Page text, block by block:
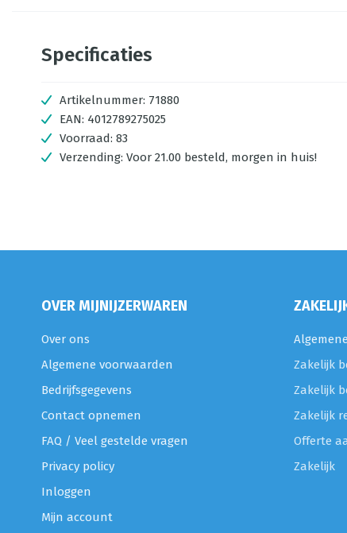
Specificaties
Artikelnummer: 71880
EAN: 4012789275025
Voorraad: 83
Verzending: Voor 21.00 besteld, morgen in huis!
OVER MIJNIJZERWAREN
Over ons
Algemene voorwaarden
Bedrijfsgegevens
Contact opnemen
FAQ / Veel gestelde vragen
Privacy policy
Inloggen
Mijn account
Zakelijk
Zakelijk
Zakelijk
Offerte
Zakelijk